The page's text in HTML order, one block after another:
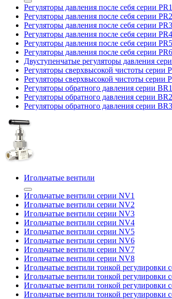
Регуляторы давления после себя серии PR1
Регуляторы давления после себя серии PR2
Регуляторы давления после себя серии PR3
Регуляторы давления после себя серии PR4
Регуляторы давления после себя серии PR5
Регуляторы давления после себя серии PR6
Двуступенчатые регуляторы давления
Регуляторы сверхвысокой чистоты серии
Регуляторы сверхвысокой чистоты серии
Регуляторы обратного давления серии BR1
Регуляторы обратного давления серии BR2
Регуляторы обратного давления серии BR3
Игольчатые вентили
Игольчатые вентили серии NV1
Игольчатые вентили серии NV2
Игольчатые вентили серии NV3
Игольчатые вентили серии NV4
Игольчатые вентили серии NV5
Игольчатые вентили серии NV6
Игольчатые вентили серии NV7
Игольчатые вентили серии NV8
Игольчатые вентили тонкой регулировки
Игольчатые вентили тонкой регулировки
Игольчатые вентили тонкой регулировки
Игольчатые вентили тонкой регулировки